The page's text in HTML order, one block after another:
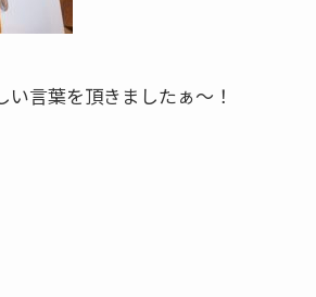
言葉を頂きましたぁ～！